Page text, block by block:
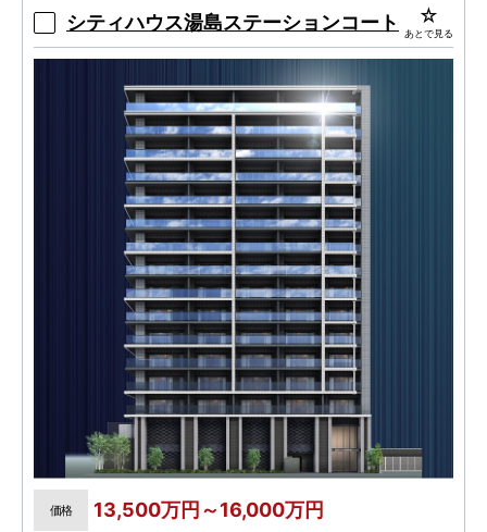
シティハウス湯島ステーションコート あとで見る
価格 13,500万円～16,000万円